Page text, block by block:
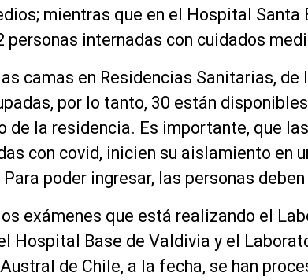
mientras que en el Hospital Santa
personas internadas con cuidados
camas en Residencias Sanitarias, de
por lo tanto, 30 están
de la residencia. Es importante, que
con covid, inicien su aislamiento en
poder ingresar, las personas
exámenes que está realizando el
Hospital Base de Valdivia y el
de Chile, a la fecha, se han